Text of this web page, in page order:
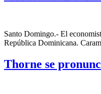
Santo Domingo.- El
República Dominicana.
Thorne se